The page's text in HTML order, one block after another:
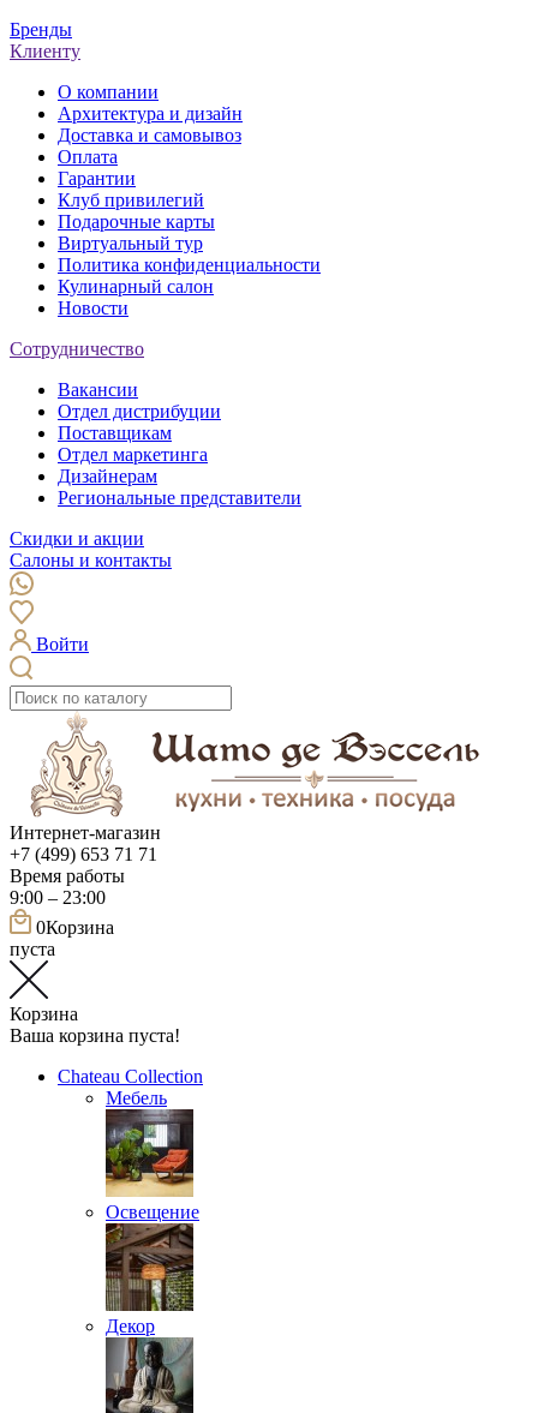
Бренды
Клиенту
О компании
Архитектура и дизайн
Доставка и самовывоз
Оплата
Гарантии
Клуб привилегий
Подарочные карты
Виртуальный тур
Политика конфиденциальности
Кулинарный салон
Новости
Сотрудничество
Вакансии
Отдел дистрибуции
Поставщикам
Отдел маркетинга
Дизайнерам
Региональные представители
Скидки и акции
Салоны и контакты
Войти
Интернет-магазин
+7 (499) 653 71 71
Время работы
9:00 – 23:00
0Корзина
пуста
Корзина
Ваша корзина пуста!
Chateau Collection
Мебель
Освещение
Декор